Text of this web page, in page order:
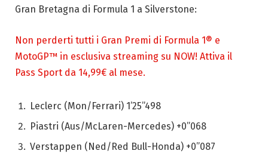
Gran Bretagna di Formula 1 a Silverstone:
Non perderti tutti i Gran Premi di Formula 1® e
MotoGP™ in esclusiva streaming su NOW! Attiva il
Pass Sport da 14,99€ al mese.
Leclerc (Mon/Ferrari) 1’25”498
Piastri (Aus/McLaren-Mercedes) +0”068
Verstappen (Ned/Red Bull-Honda) +0”087